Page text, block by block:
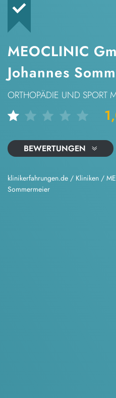
MEOCLINIC
Johannes
ORTHOPÄDIE UND SPORT
BEWERTUNGEN
klinikerfahrungen.de / Kliniken /
Sommermeier